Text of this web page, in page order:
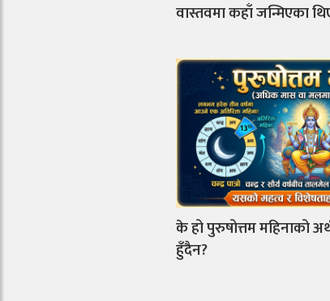
वास्तवमा कहाँ जन्मिएका
के हो पुरुषोत्तम महिनाको
हुँदैन?